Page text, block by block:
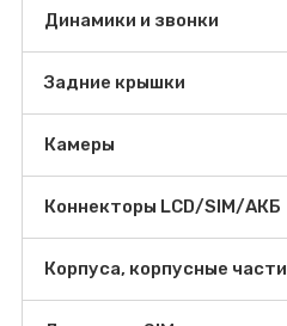
Динамики и звонки
Задние крышки
Камеры
Коннекторы LCD/SIM/АКБ
Корпуса, корпусные части